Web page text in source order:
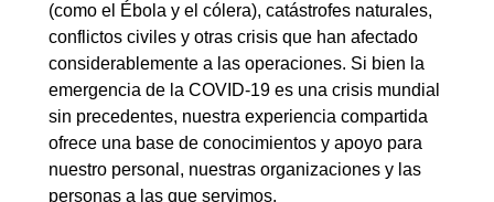
(como el Ébola y el cólera), catástrofes naturales,
conflictos civiles y otras crisis que han afectado
considerablemente a las operaciones. Si bien la
emergencia de la COVID-19 es una crisis mundial
sin precedentes, nuestra experiencia compartida
ofrece una base de conocimientos y apoyo para
nuestro personal, nuestras organizaciones y las
personas a las que servimos.